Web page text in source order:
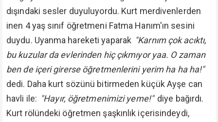
dışındaki sesler duyuluyordu. Kurt merdivenlerden
inen 4 yaş sınıf öğretmeni Fatma Hanım'ın sesini
duydu. Uyanma hareketi yaparak "Karnım çok acıktı,
bu kuzular da evlerinden hiç çıkmıyor yaa. O zaman
ben de içeri girerse öğretmenlerini yerim ha ha ha!"
dedi. Daha kurt sözünü bitirmeden küçük Ayşe can
havli ile: "Hayır, öğretmenimizi yeme!" diye bağırdı.
Kurt rölündeki öğretmen şaşkınlık içerisindeydi,